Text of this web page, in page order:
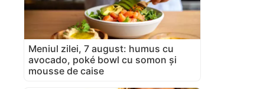
Meniul zilei, 7 august: humus cu
avocado, poké bowl cu somon și
mousse de caise